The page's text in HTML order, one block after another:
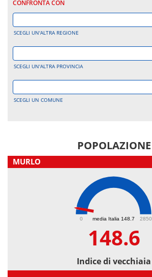
CONFRONTA CON
SCEGLI UN'ALTRA REGIONE
SCEGLI UN'ALTRA PROVINCIA
SCEGLI UN COMUNE
POPOLAZIONE
MURLO
media Italia 148.7
0 2850
148.6
Indice di vecchiaia